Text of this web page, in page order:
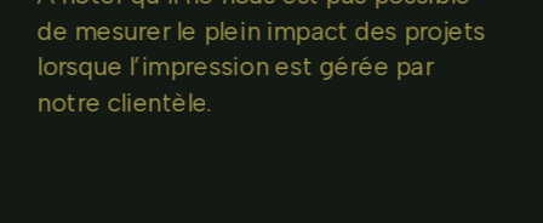
de mesurer le plein impact des projets
lorsque l’impression est gérée par
notre clientèle.